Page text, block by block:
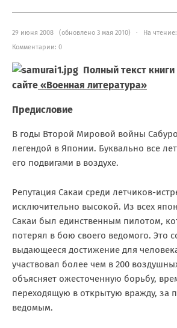
29 июня 2008 (обновлено 3 мая 2010) · На
Комментарии: 0
Полный текст книги
сайте «Военная литература»
Предисловие
В годы Второй Мировой войны
легендой в Японии. Буквально все
его подвигами в воздухе.
Репутация Сакаи среди летчиков-
исключительно высокой. Из всех
Сакаи был единственным пилотом,
потерял в бою своего ведомого. Это
выдающееся достижение для
участвовал более чем в 200
объясняет ожесточенную борьбу,
переходящую в открытую вражду, за
ведомым.